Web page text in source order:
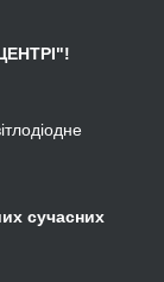
сучасних